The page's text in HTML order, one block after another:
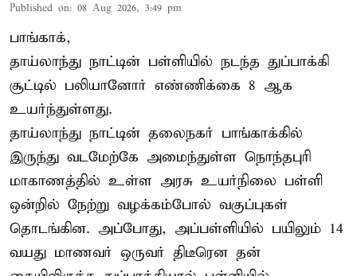
Published on: 08 Aug 2026, 3:49 pm
பாங்காக்,
தாய்லாந்து நாட்டின் பள்ளியில் நடந்த துப்பாக்கி
சூட்டில் பலியானோர் எண்ணிக்கை 8 ஆக
உயர்ந்துள்ளது.
தாய்லாந்து நாட்டின் தலைநகர் பாங்காக்கில்
இருந்து வடமேற்கே அமைந்துள்ள நொந்தபுரி
மாகாணத்தில் உள்ள அரசு உயர்நிலை பள்ளி
ஒன்றில் நேற்று வழக்கம்போல் வகுப்புகள்
தொடங்கின. அப்போது, அப்பள்ளியில் பயிலும் 14
வயது மாணவர் ஒருவர் திடீரென தன்